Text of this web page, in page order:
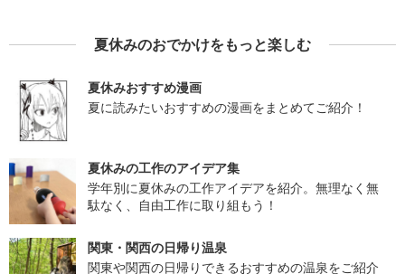
夏休みのおでかけをもっと楽しむ
夏休みおすすめ漫画
夏に読みたいおすすめの漫画をまとめてご紹介！
夏休みの工作のアイデア集
学年別に夏休みの工作アイデアを紹介。無理なく無
駄なく、自由工作に取り組もう！
関東・関西の日帰り温泉
関東や関西の日帰りできるおすすめの温泉をご紹介